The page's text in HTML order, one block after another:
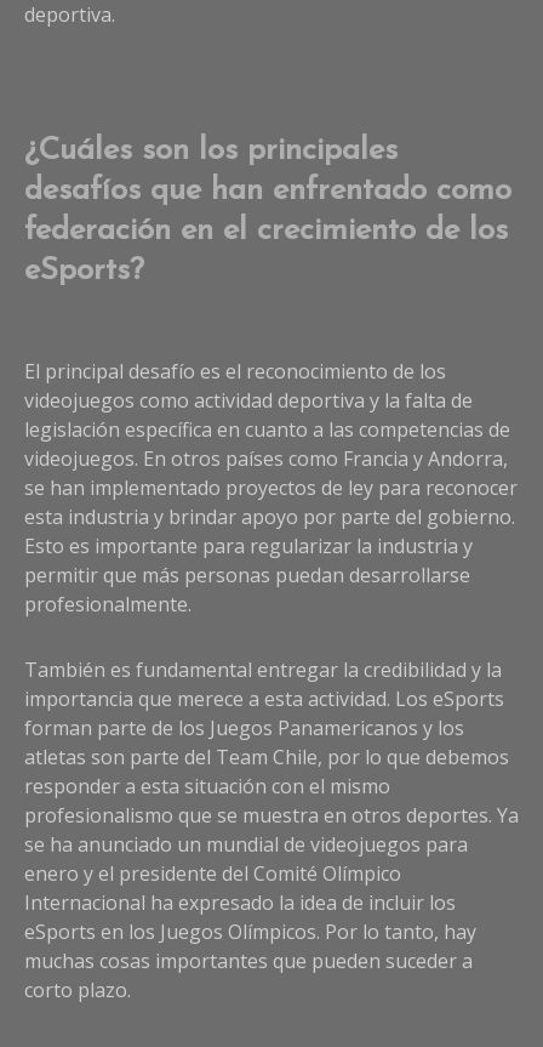
deportiva.
¿Cuáles son los principales
desafíos que han enfrentado como
federación en el crecimiento de los
eSports?
El principal desafío es el reconocimiento de los
videojuegos como actividad deportiva y la falta de
legislación específica en cuanto a las competencias de
videojuegos. En otros países como Francia y Andorra,
se han implementado proyectos de ley para reconocer
esta industria y brindar apoyo por parte del gobierno.
Esto es importante para regularizar la industria y
permitir que más personas puedan desarrollarse
profesionalmente.
También es fundamental entregar la credibilidad y la
importancia que merece a esta actividad. Los eSports
forman parte de los Juegos Panamericanos y los
atletas son parte del Team Chile, por lo que debemos
responder a esta situación con el mismo
profesionalismo que se muestra en otros deportes. Ya
se ha anunciado un mundial de videojuegos para
enero y el presidente del Comité Olímpico
Internacional ha expresado la idea de incluir los
eSports en los Juegos Olímpicos. Por lo tanto, hay
muchas cosas importantes que pueden suceder a
corto plazo.